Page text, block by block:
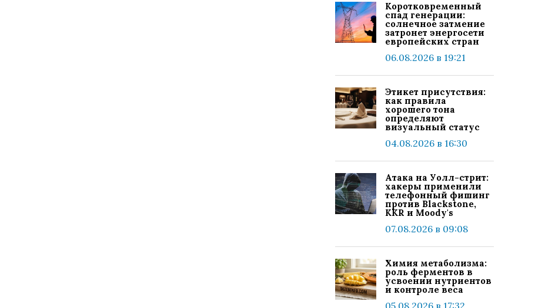
Коротковременный
спад генерации:
солнечное затмение
затронет энергосети
европейских стран
06.08.2026 в 19:21
Этикет присутствия:
как правила
хорошего тона
определяют
визуальный статус
04.08.2026 в 16:30
Атака на Уолл-стрит:
хакеры применили
телефонный фишинг
против Blackstone,
KKR и Moody's
07.08.2026 в 09:08
Химия метаболизма:
роль ферментов в
усвоении нутриентов
и контроле веса
05.08.2026 в 17:32